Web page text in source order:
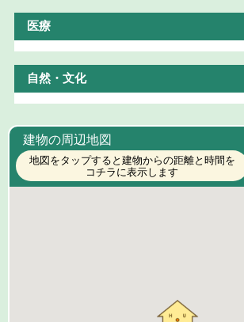
医療
自然・文化
建物の周辺地図
地図をタップすると建物からの距離と時間を
コチラに表示します